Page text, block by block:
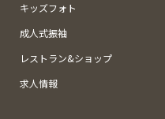
キッズフォト
成人式振袖
レストラン&ショップ
求人情報